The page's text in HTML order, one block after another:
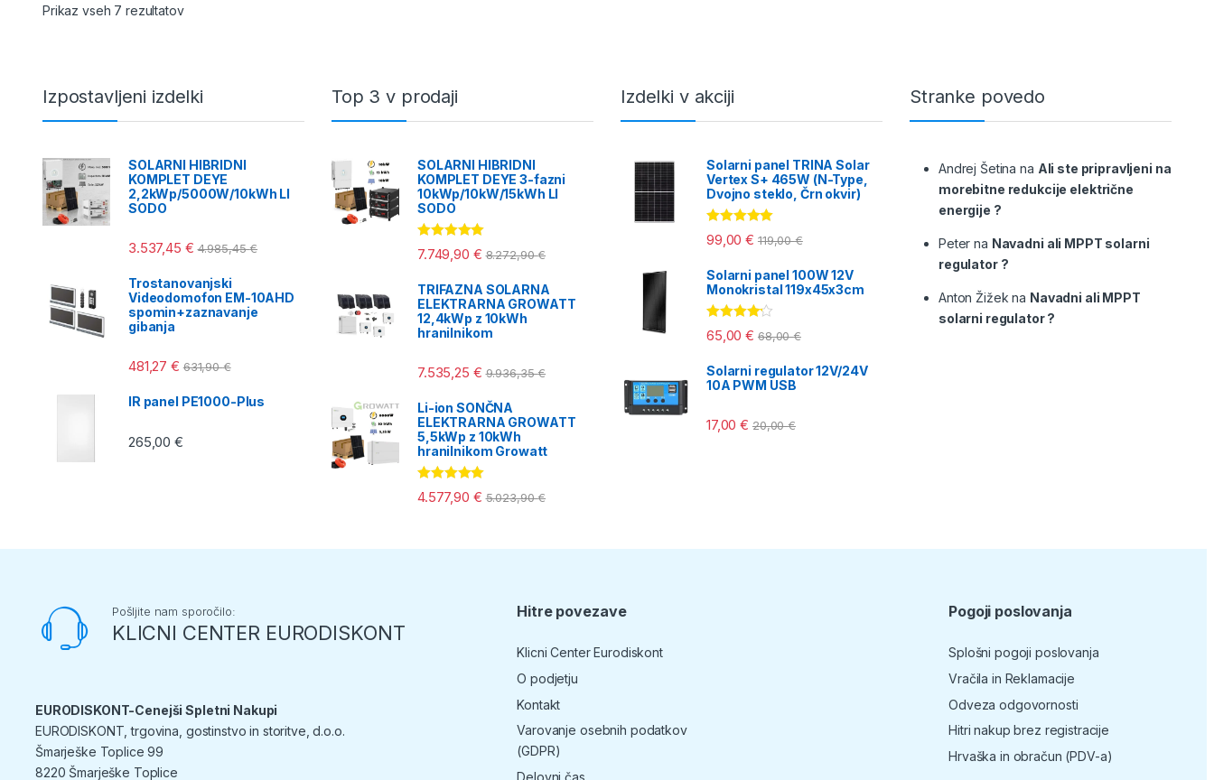
Prikaz vseh 7 rezultatovRazvrščeno po ceni: od najnižje do najvišje
Izpostavljeni izdelki
SOLARNI HIBRIDNI
KOMPLET DEYE
2,2kWp/5000W/10kWh LI
SODO
3.537,45 € 4.985,45€
Trostanovanjski
Videodomofon EM-10AHD
spomin+zaznavanje
gibanja
481,27€ 631,90€
IR panel PE1000-Plus
265,00€
Top 3 v prodaji
SOLARNI HIBRIDNI
KOMPLET DEYE 3-fazni
10kWp/10kW/15kWh LI
SODO
Ocenjeno
5.00od 5
7.749,90 € 8.272,90€
TRIFAZNA SOLARNA
ELEKTRARNA GROWATT
12,4kWp z 10kWh
hranilnikom
7.535,25 € 9.936,35€
Li-ion SONČNA
ELEKTRARNA GROWATT
5,5kWp z 10kWh
hranilnikom Growatt
Ocenjeno
5.00od 5
4.577,90 € 5.023,90€
Izdelki v akciji
Solarni panel TRINA Solar
Vertex S+ 465W (N-Type,
Dvojno steklo, Črn okvir)
Ocenjeno
5.00od 5
99,00€ 119,00€
Solarni panel 100W 12V
Monokristal 119x45x3cm
Ocenjeno
4.00od 5
65,00€ 68,00€
Solarni regulator 12V/24V
10A PWM USB
17,00€ 20,00€
Stranke povedo
Andrej Šetina na Ali ste pripravljeni na
morebitne redukcije električne
energije ?
Peter na Navadni ali MPPT solarni
regulator ?
Anton Žižek na Navadni ali MPPT
solarni regulator ?
Pošljite nam sporočilo:
KLICNI CENTER EURODISKONT
EURODISKONT-Cenejši Spletni Nakupi
EURODISKONT, trgovina, gostinstvo in storitve, d.o.o.
Šmarješke Toplice 99
8220 Šmarješke Toplice
Hitre povezave
Klicni Center Eurodiskont
O podjetju
Kontakt
Varovanje osebnih podatkov
(GDPR)
Delovni čas
Pogoji poslovanja
Splošni pogoji poslovanja
Vračila in Reklamacije
Odveza odgovornosti
Hitri nakup brez registracije
Hrvaška in obračun (PDV-a)